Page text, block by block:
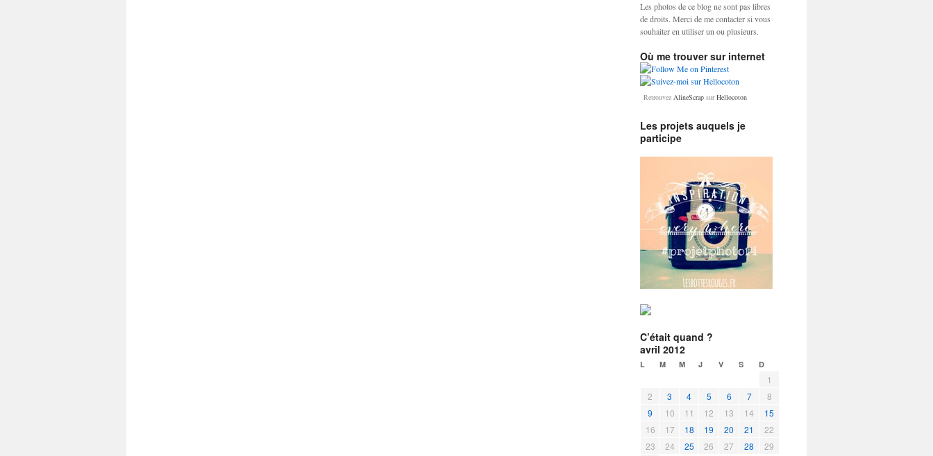
Les photos de ce blog ne sont pas libres
de droits. Merci de me contacter si vous
souhaiter en utiliser un ou plusieurs.
Où me trouver sur internet
Retrouvez AlineScrap sur Hellocoton
Les projets auquels je
participe
C’était quand ?
avril 2012
L M M J V S D
1
2
3 4 5 6 7
8
9
10 11 12 13 14
15
16
17 18 19 20 21
22
23
24 25 26 27 28 29